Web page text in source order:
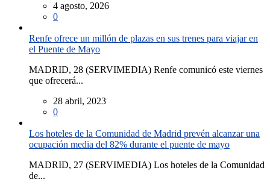
4 agosto, 2026
0
Renfe ofrece un millón de plazas en sus trenes para viajar en
el Puente de Mayo
MADRID, 28 (SERVIMEDIA) Renfe comunicó este viernes
que ofrecerá...
28 abril, 2023
0
Los hoteles de la Comunidad de Madrid prevén alcanzar una
ocupación media del 82% durante el puente de mayo
MADRID, 27 (SERVIMEDIA) Los hoteles de la Comunidad
de...